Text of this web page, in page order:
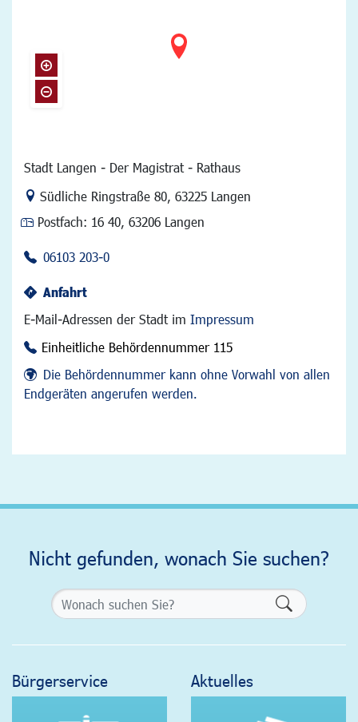
Stadt Langen - Der Magistrat - Rathaus
Link zur Google-Maps Navigation
Südliche Ringstraße 80, 63225 Langen
Postfach: 16 40, 63206 Langen
06103 203-0
Anfahrt
E-Mail-Adressen der Stadt im Impressum
Einheitliche Behördennummer 115
Die Behördennummer kann ohne Vorwahl von allen
Endgeräten angerufen werden.
Nicht gefunden, wonach Sie suchen?
Bürgerservice Aktuelles